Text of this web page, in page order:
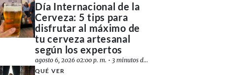
Día Internacional de la
Cerveza: 5 tips para
disfrutar al máximo de
tu cerveza artesanal
según los expertos
agosto 6, 2026 02:00 p. m. • 3 minutos de lectura
QUÉ VER